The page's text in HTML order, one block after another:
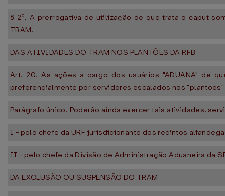
§ 2º. A prerrogativa de utilização de que trata o caput
TRAM.
DAS ATIVIDADES DO TRAM NOS PLANTÕES DA RFB
Art. 20. As ações a cargo dos usuários "ADUANA" de
preferencialmente por servidores escalados nos
Parágrafo único. Poderão ainda exercer tais atividades,
I - pelo chefe da URF jurisdicionante dos recintos
II - pelo chefe da Divisão de Administração Aduaneira da
DA EXCLUSÃO OU SUSPENSÃO DO TRAM